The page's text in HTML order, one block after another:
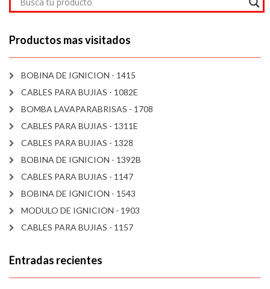
Productos mas visitados
BOBINA DE IGNICION - 1415
CABLES PARA BUJIAS - 1082E
BOMBA LAVAPARABRISAS - 1708
CABLES PARA BUJIAS - 1311E
CABLES PARA BUJIAS - 1328
BOBINA DE IGNICION - 1392B
CABLES PARA BUJIAS - 1147
BOBINA DE IGNICION - 1543
MODULO DE IGNICION - 1903
CABLES PARA BUJIAS - 1157
Entradas recientes